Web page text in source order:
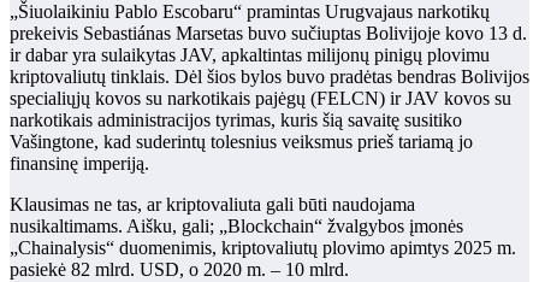
„Šiuolaikiniu Pablo Escobaru“ pramintas Urugvajaus narkotikų
prekeivis Sebastiánas Marsetas buvo sučiuptas Bolivijoje kovo 13 d.
ir dabar yra sulaikytas JAV, apkaltintas milijonų pinigų plovimu
kriptovaliutų tinklais. Dėl šios bylos buvo pradėtas bendras Bolivijos
specialiųjų kovos su narkotikais pajėgų (FELCN) ir JAV kovos su
narkotikais administracijos tyrimas, kuris šią savaitę susitiko
Vašingtone, kad suderintų tolesnius veiksmus prieš tariamą jo
finansinę imperiją.
Klausimas ne tas, ar kriptovaliuta gali būti naudojama
nusikaltimams. Aišku, gali; „Blockchain“ žvalgybos įmonės
„Chainalysis“ duomenimis, kriptovaliutų plovimo apimtys 2025 m.
pasiekė 82 mlrd. USD, o 2020 m. – 10 mlrd.